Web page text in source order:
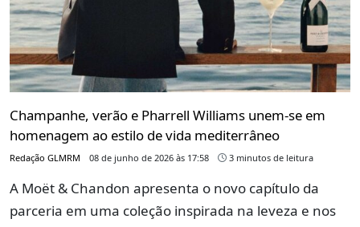
Champanhe, verão e Pharrell Williams unem-se em
homenagem ao estilo de vida mediterrâneo
Redação GLMRM 08 de junho de 2026 às 17:58 3 minutos de leitura
A Moët & Chandon apresenta o novo capítulo da
parceria em uma coleção inspirada na leveza e nos